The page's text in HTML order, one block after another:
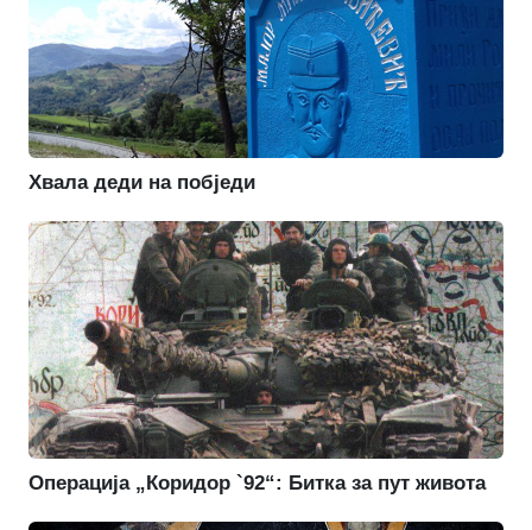
Хвала деди на побједи
Операција „Коридор `92“: Битка за пут живота